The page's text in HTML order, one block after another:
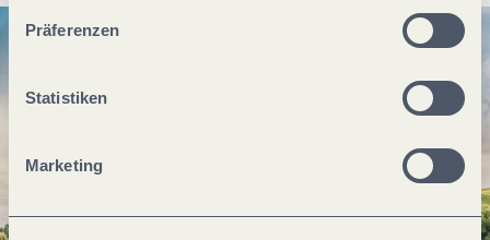
Präferenzen
Statistiken
Marketing